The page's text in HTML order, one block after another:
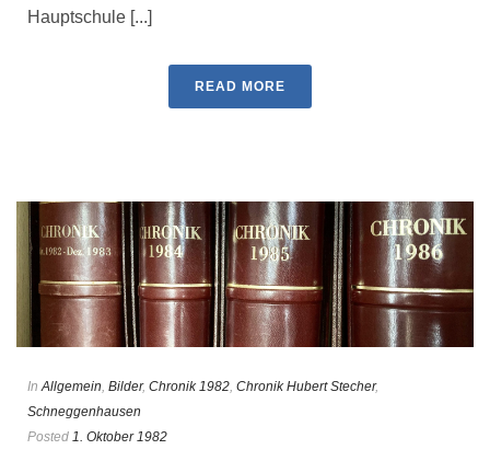
Hauptschule [...]
READ MORE
In Allgemein Bilder, Chronik 1982 Chronik Hubert Stecher,
Schneggenhausen
Posted 1. Oktober 1982